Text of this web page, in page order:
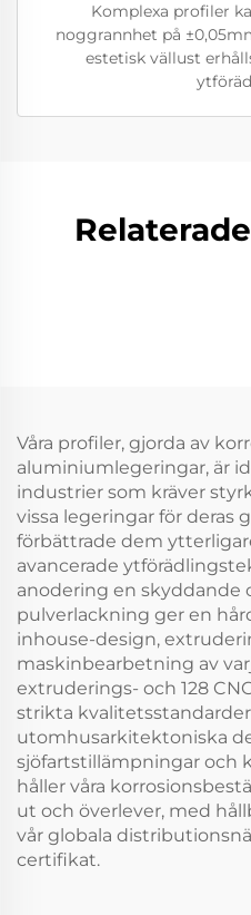
Komplexa profiler
noggrannhet på
estetisk vällust
Våra profiler, gjorda av
aluminiumlegeringar, är
industrier som kräver
vissa legeringar för deras
förbättrade dem
avancerade
anodering en skyddande
pulverlackning ger en
inhouse-design,
maskinbearbetning av
extruderings- och 128
strikta kvalitetsstandarder
utomhusarkitektoniska
sjöfartstillämpningar och
håller våra
ut och överlever, med
vår globala
certifikat.